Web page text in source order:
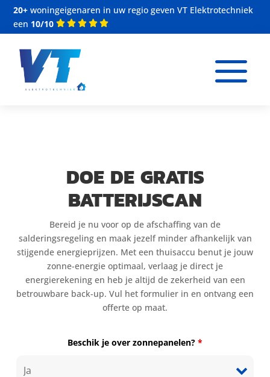
20+ woningeigenaren in uw regio geven VT Elektrotechniek
een 10/10
a
DOE DE GRATIS
BATTERIJSCAN
Bereid je nu voor op de afschaffing van de
salderingsregeling en maak jezelf minder afhankelijk van
stijgende energieprijzen. Met een thuisaccu benut je jouw
zonne-energie optimaal, verlaag je direct je
energierekening en heb je altijd de zekerheid van een
betrouwbare back-up. Vul het formulier in en ontvang een
offerte op maat.
Beschik je over zonnepanelen? *